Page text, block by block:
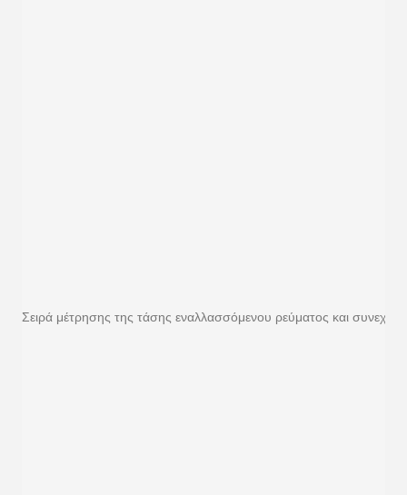
Σειρά μέτρησης της τάσης εναλλασσόμενου ρεύματος και